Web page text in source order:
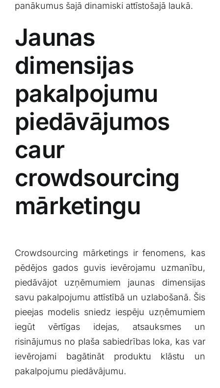
panākumus šajā dinamiski ​attīstošajā laukā.
Jaunas⁢
dimensijas
pakalpojumu
piedāvājumos
caur
crowdsourcing
mārketingu
Crowdsourcing mārketings ir fenomens, kas
pēdējos gados guvis ievērojamu uzmanību,
piedāvājot‌ uzņēmumiem jaunas ⁣dimensijas
savu pakalpojumu attīstībā un uzlabošanā. Šis
pieejas⁤ modelis sniedz iespēju uzņēmumiem
iegūt vērtīgas idejas, atsauksmes⁢ un
‍risinājumus no plaša sabiedrības loka, kas var
ievērojami bagātināt produktu klāstu ‍un
pakalpojumu‌ piedāvājumu.